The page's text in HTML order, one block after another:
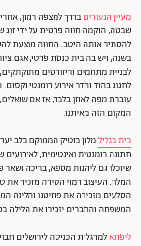
מעיין הנעוריםבדרך למצפה רמון,
שבטה, הוקמה חווה פרטית על ידי זוג
להסתיר אותה היטב. החווה מוצעת
בשנה, ויש בה בית כנסת פרטי, אגם
לבניית מתחמים וריזורטים
לחגוג בהוד והדר אירוע רומנטי
עוברת מפה לאוזן בלבד, אז אם
המקום הזה מאיתנו.
בית בגלילמלון בוטיק הממוקם בלב
שיוכלו גם ליהנות מספא, בריכה ושאר
המלון. העיצוב דמוי הטירה מזכיר את
הסלעים מזכירה את פוזיטנו והלינה
המשפחה והחברים יזכירו את הלילה
ליפתאלמרגלות הכניסה לירושלים